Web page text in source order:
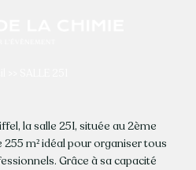
NOUS
la salle 251, située au 2ème
m² idéal pour organiser tous
Grâce à sa capacité